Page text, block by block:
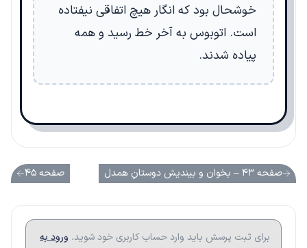
خوشحال بود که انگار هیچ اتفاقی نیفتاده
است. اتوبوس به آخر خط رسید و همه
پیاده شدند.
صفحه ۴۳ – بخوان و بیندیش دوستانِ همدل صفحه ۴۵
برای ثبت پرسش باید وارد حساب کاربری خود شوید. ورود به